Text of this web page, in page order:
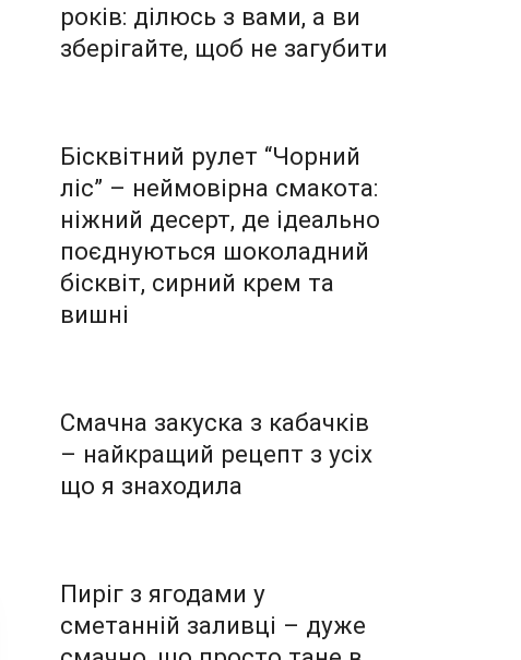
років: ділюсь з вами, а ви
зберігайте, щоб не загубити
Бісквітний рулет “Чорний
ліс” – неймовірна смакота:
ніжний десерт, де ідеально
поєднуються шоколадний
бісквіт, сирний крем та
вишні
Смачна закуска з кабачків
– найкращий рецепт з усіх
що я знаходила
Пиріг з ягодами у
сметанній заливці – дуже